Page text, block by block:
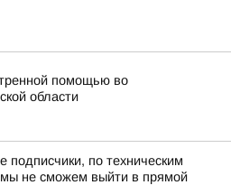
помощью во
области
подписчики, по техническим
не сможем выйти в прямой